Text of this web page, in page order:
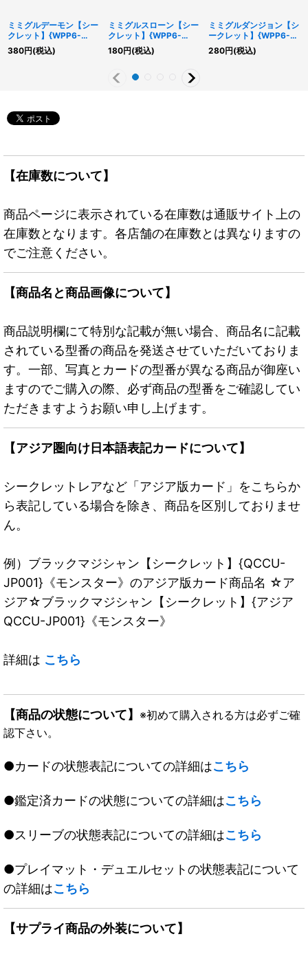
ミミグルデーモン【シー
クレット】{WPP6-
JP018}《モンスター》
380円(税込)
ミミグルスローン【シー
クレット】{WPP6-
JP023}《エクシーズ》
180円(税込)
ミミグルダンジョン【シ
ークレット】{WPP6-
JP024}《魔法》
280円(税込)
【在庫数について】
商品ページに表示されている在庫数は通販サイト上の
在庫数となります。各店舗の在庫数とは異なりますの
でご注意ください。
【商品名と商品画像について】
商品説明欄にて特別な記載が無い場合、商品名に記載
されている型番の商品を発送させていただいておりま
す。一部、写真とカードの型番が異なる商品が御座い
ますのでご購入の際、必ず商品の型番をご確認してい
ただきますようお願い申し上げます。
【アジア圏向け日本語表記カードについて】
シークレットレアなど「アジア版カード」をこちらか
ら表記している場合を除き、商品を区別しておりませ
ん。
例）ブラックマジシャン【シークレット】{QCCU-
JP001}《モンスター》のアジア版カード商品名 ☆ア
ジア☆ブラックマジシャン【シークレット】{アジア
QCCU-JP001}《モンスター》
詳細は こちら
【商品の状態について】 ※初めて購入される方は必ずご確
認下さい。
●カードの状態表記についての詳細はこちら
●鑑定済カードの状態についての詳細はこちら
●スリーブの状態表記についての詳細はこちら
●プレイマット・デュエルセットの状態表記について
の詳細はこちら
【サプライ商品の外装について】